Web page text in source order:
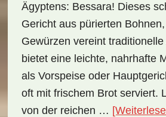
Ägyptens: Bessara! Dieses
Gericht aus pürierten
Gewürzen vereint traditionelle
bietet eine leichte, nahrhafte
als Vorspeise oder
oft mit frischem Brot serviert.
von der reichen …